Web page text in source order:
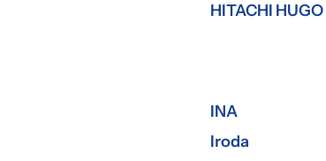
HITACHI HUGO
INA
Iroda